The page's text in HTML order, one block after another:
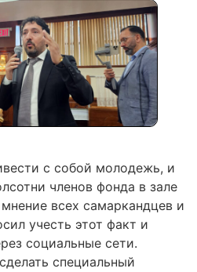
с собой молодежь, и
членов фонда в зале
всех самаркандцев и
учесть этот факт и
социальные сети.
специальный